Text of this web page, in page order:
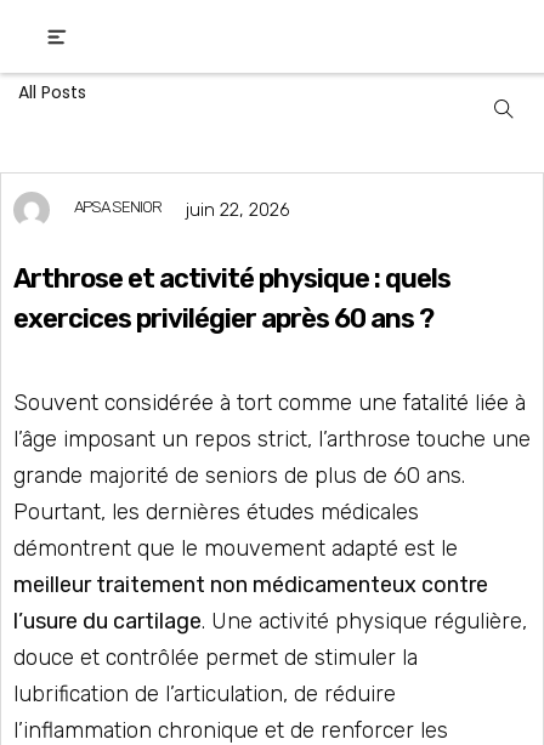
All Posts
APSA SENIOR juin 22, 2026
Arthrose et activité physique : quels
exercices privilégier après 60 ans ?
Souvent considérée à tort comme une fatalité liée à
l’âge imposant un repos strict, l’arthrose touche une
grande majorité de seniors de plus de 60 ans.
Pourtant, les dernières études médicales
démontrent que le mouvement adapté est le
meilleur traitement non médicamenteux contre
l’usure du cartilage. Une activité physique régulière,
douce et contrôlée permet de stimuler la
lubrification de l’articulation, de réduire
l’inflammation chronique et de renforcer les